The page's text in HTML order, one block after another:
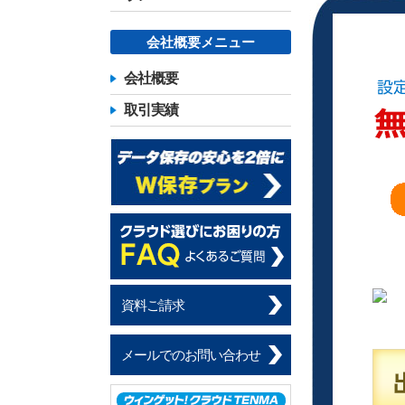
会社概要メニュー
会社概要
取引実績
資料ご請求
メールでのお問い合わせ